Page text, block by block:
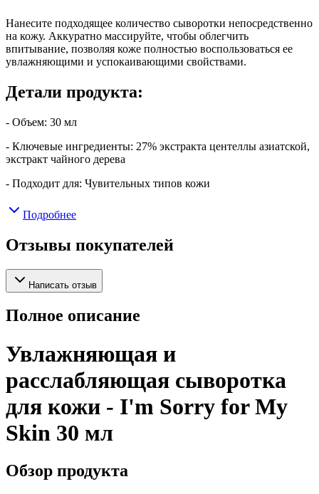
Нанесите подходящее количество сыворотки непосредственно
на кожу. Аккуратно массируйте, чтобы облегчить
впитывание, позволяя коже полностью воспользоваться ее
увлажняющими и успокаивающими свойствами.
Детали продукта:
- Объем: 30 мл
- Ключевые ингредиенты: 27% экстракта центеллы азиатской,
экстракт чайного дерева
- Подходит для: Чувительных типов кожи
Подробнее
Отзывы покупателей
Написать отзыв
Полное описание
Увлажняющая и
расслабляющая сыворотка
для кожи - I'm Sorry for My
Skin 30 мл
Обзор продукта